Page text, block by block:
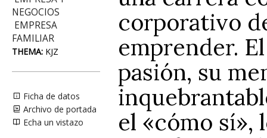
NEGOCIOS
EMPRESA
FAMILIAR
THEMA: KJZ
Ficha de datos
Archivo de portada
Echa un vistazo
corporativo
emprender.
pasión, su
el «cómo